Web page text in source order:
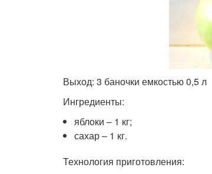
Выход: 3 баночки емкостью 0,5 л
Ингредиенты:
яблоки – 1 кг;
сахар – 1 кг.
Технология приготовления: